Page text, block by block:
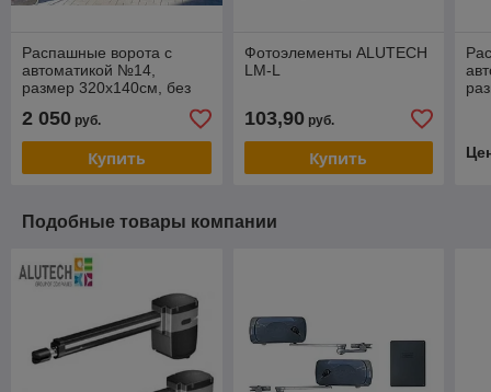
Распашные ворота с
автоматикой №14,
размер 320х140см, без
2 050 руб.
Купить
Фотоэлементы ALUTECH
LM-L
103,90руб.
Купить
Подобные товары компании